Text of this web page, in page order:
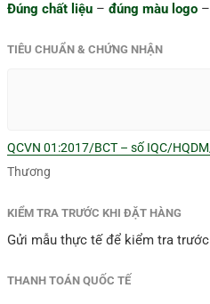
Đúng chất liệu – đúng màu logo –
TIÊU CHUẨN & CHỨNG NHẬN
QCVN 01:2017/BCT – số IQC/
Thương
KIỂM TRA TRƯỚC KHI ĐẶT HÀNG
Gửi mẫu thực tế để kiểm tra
THANH TOÁN QUỐC TẾ